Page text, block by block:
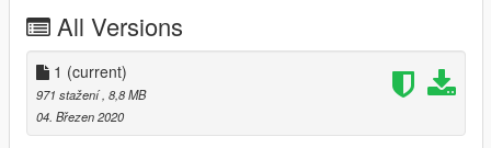
All Versions
1 (current)
971 stažení, 8,8 MB
04. Březen 2020